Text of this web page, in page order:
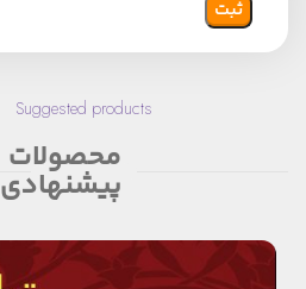
Suggested products
محصولات
پیشنهادی